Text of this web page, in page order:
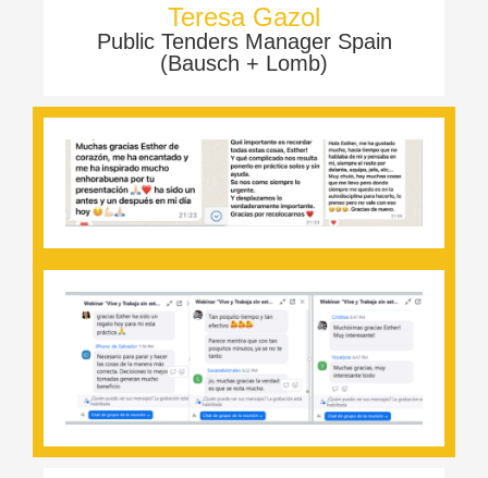
Teresa Gazol
Public Tenders Manager Spain
(Bausch + Lomb)